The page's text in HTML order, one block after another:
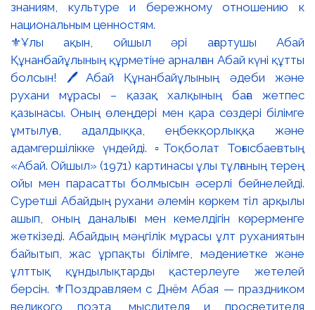
⚜️Ұлы ақын, ойшыл әрі ағартушы Абай
Құнанбайұлының құрметіне арналған Абай күні құтты
болсын! 🖊️Абай Құнанбайұлының әдеби және
рухани мұрасы – қазақ халқының баға жетпес
қазынасы. Оның өлеңдері мен қара сөздері білімге
ұмтылуға, адалдыққа, еңбекқорлыққа және
адамгершілікке үндейді. ▫️Тоқболат Тоғысбаевтың
«Абай. Ойшыл» (1971) картинасы ұлы тұлғаның терең
ойы мен парасатты болмысын әсерлі бейнелейді.
Суретші Абайдың рухани әлемін көркем тіл арқылы
ашып, оның даналығы мен кемелдігін көрерменге
жеткізеді. Абайдың мәңгілік мұрасы ұлт руханиятын
байытып, жас ұрпақты білімге, мәдениетке және
ұлттық құндылықтарды қастерлеуге жетелей
берсін. ⚜️Поздравляем с Днём Абая — праздником
великого поэта, мыслителя и просветителя